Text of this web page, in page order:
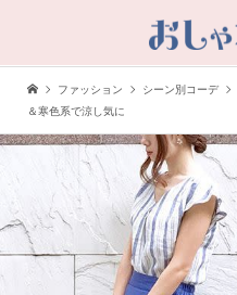
ファッション シーン別コーデ
＆寒色系で涼し気に